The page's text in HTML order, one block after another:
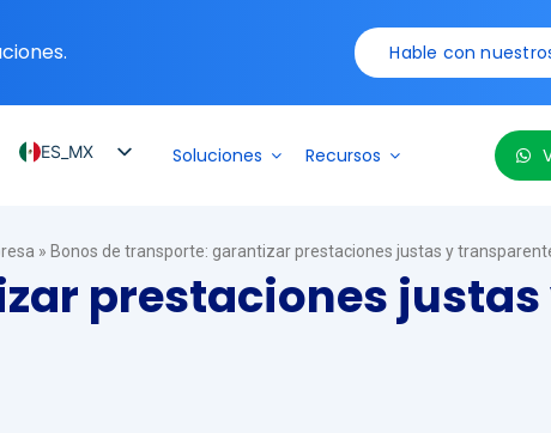
Hable con
ES_MX
ES_CO
Soluciones Recursos
» Bonos de transporte: garantizar prestaciones justas y
prestaciones justas